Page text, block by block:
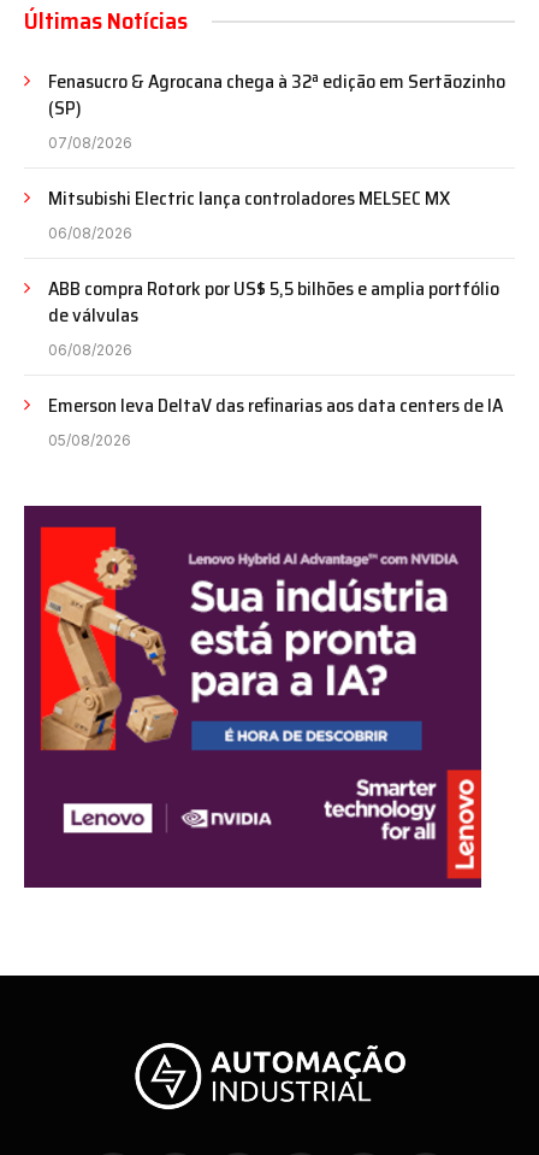
Últimas Notícias
Fenasucro & Agrocana chega à 32ª edição em Sertãozinho
(SP)
07/08/2026
Mitsubishi Electric lança controladores MELSEC MX
06/08/2026
ABB compra Rotork por US$ 5,5 bilhões e amplia portfólio
de válvulas
06/08/2026
Emerson leva DeltaV das refinarias aos data centers de IA
05/08/2026